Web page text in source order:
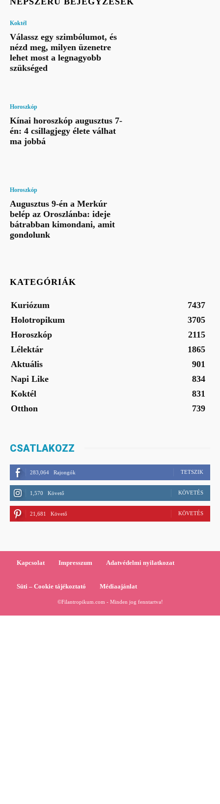
Koktél
Válassz egy szimbólumot, és
nézd meg, milyen üzenetre
lehet most a legnagyobb
szükséged
Horoszkóp
Kínai horoszkóp augusztus 7-
én: 4 csillagjegy élete válhat
ma jobbá
Horoszkóp
Augusztus 9-én a Merkúr
belép az Oroszlánba: ideje
bátrabban kimondani, amit
gondolunk
KATEGÓRIÁK
Kuriózum
7437
Holotropikum
3705
Horoszkóp
2115
Lélektár
1865
Aktuális
901
Napi Like
834
Koktél
831
Otthon
739
CSATLAKOZZ
283,064 Rajongók TETSZIK
1,570 Követő KÖVETÉS
21,681 Követő KÖVETÉS
Kapcsolat Impresszum Adatvédelmi nyilatkozat
Süti – Cookie tájékoztató Médiaajánlat
©Filantropikum.com - Minden jog fenntartva!